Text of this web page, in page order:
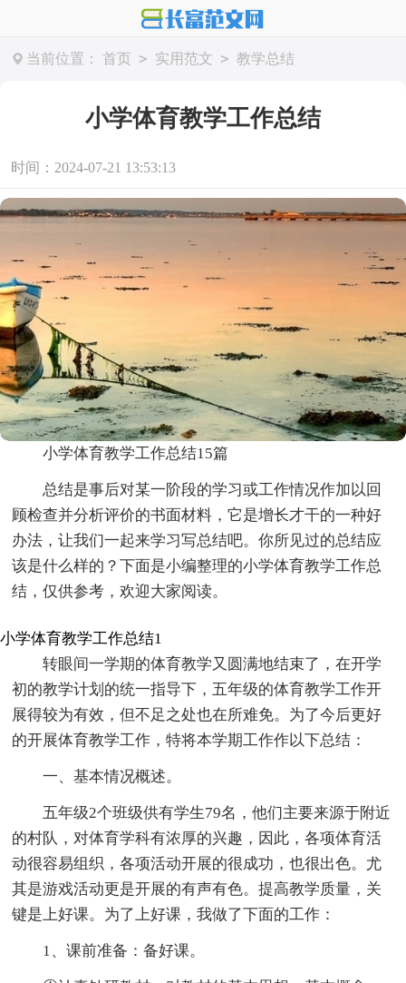
当前位置： 首页 > 实用范文 > 教学总结
小学体育教学工作总结
时间：2024-07-21 13:53:13
小学体育教学工作总结15篇
总结是事后对某一阶段的学习或工作情况作加以回
顾检查并分析评价的书面材料，它是增长才干的一种好
办法，让我们一起来学习写总结吧。你所见过的总结应
该是什么样的？下面是小编整理的小学体育教学工作总
结，仅供参考，欢迎大家阅读。
小学体育教学工作总结1
转眼间一学期的体育教学又圆满地结束了，在开学
初的教学计划的统一指导下，五年级的体育教学工作开
展得较为有效，但不足之处也在所难免。为了今后更好
的开展体育教学工作，特将本学期工作作以下总结：
一、基本情况概述。
五年级2个班级供有学生79名，他们主要来源于附近
的村队，对体育学科有浓厚的兴趣，因此，各项体育活
动很容易组织，各项活动开展的很成功，也很出色。尤
其是游戏活动更是开展的有声有色。提高教学质量，关
键是上好课。为了上好课，我做了下面的工作：
1、课前准备：备好课。